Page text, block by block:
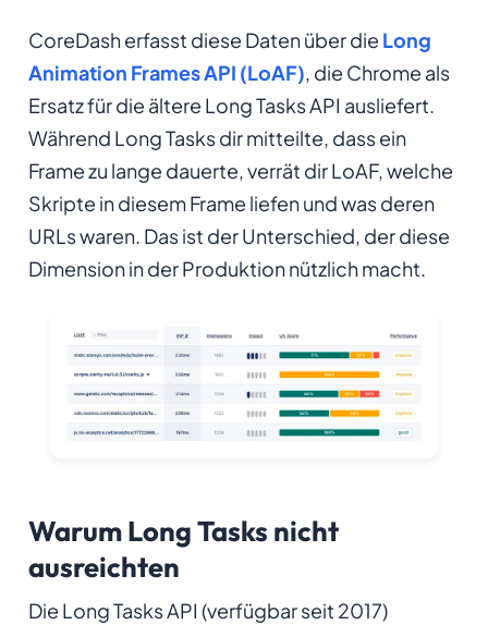
CoreDash erfasst diese Daten über die Long
Animation Frames API (LoAF) , die Chrome als
Ersatz für die ältere Long Tasks API ausliefert.
Während Long Tasks dir mitteilte, dass ein
Frame zu lange dauerte, verrät dir LoAF, welche
Skripte in diesem Frame liefen und was deren
URLs waren. Das ist der Unterschied, der diese
Dimension in der Produktion nützlich macht.
Warum Long Tasks nicht
ausreichten
Die Long Tasks API (verfügbar seit 2017)